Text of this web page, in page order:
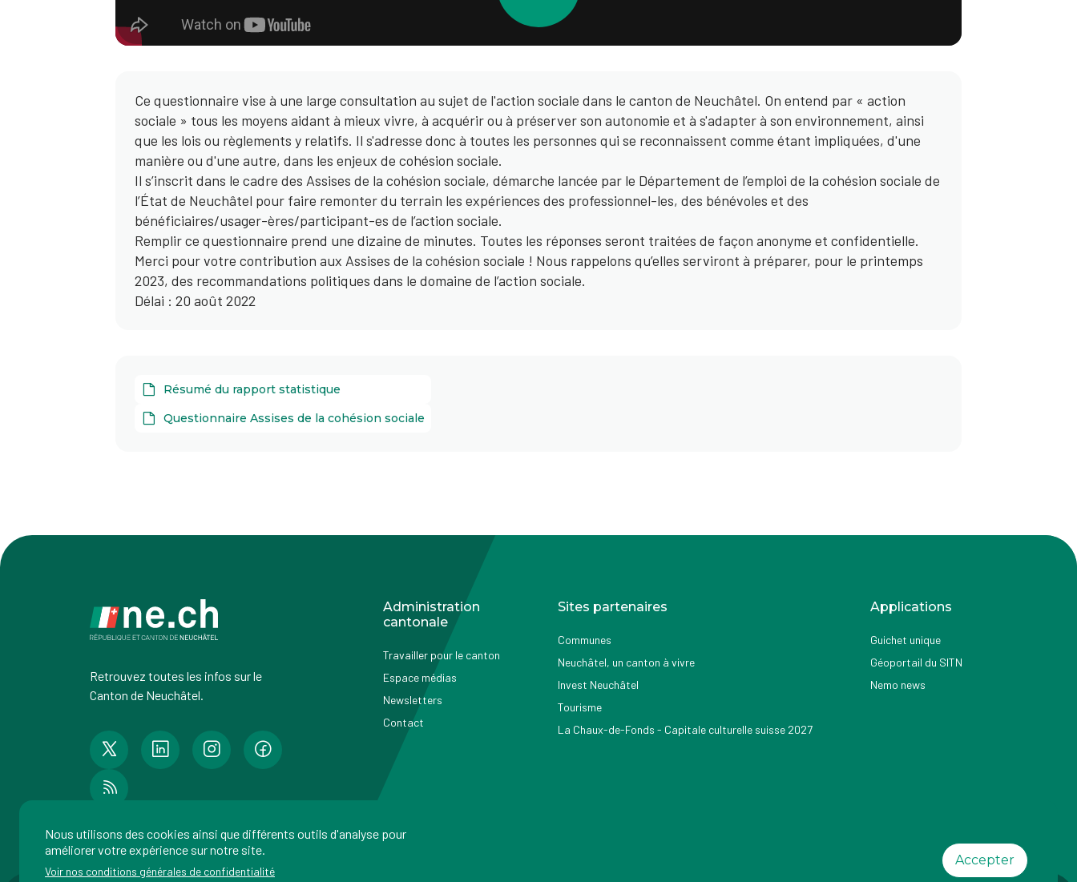
Ce questionnaire vise à une large consultation au sujet de l'action sociale dans le canton de Neuchâtel. On entend par « action
sociale » tous les moyens aidant à mieux vivre, à acquérir ou à préserver son autonomie et à s'adapter à son environnement, ainsi
que les lois ou règlements y relatifs. Il s'adresse donc à toutes les personnes qui se reconnaissent comme étant impliquées, d'une
manière ou d'une autre, dans les enjeux de cohésion sociale.
Il s’inscrit dans le cadre des Assises de la cohésion sociale, démarche lancée par le Département de l’emploi de la cohésion sociale de
l’État de Neuchâtel pour faire remonter du terrain les expériences des professionnel-les, des bénévoles et des
bénéficiaires/usager-ères/participant-es de l’action sociale.
Remplir ce questionnaire prend une dizaine de minutes. Toutes les réponses seront traitées de façon anonyme et confidentielle.
Merci pour votre contribution aux Assises de la cohésion sociale ! Nous rappelons qu’elles serviront à préparer, pour le printemps
2023, des recommandations politiques dans le domaine de l’action sociale.
Délai : 20 août 2022
Résumé du rapport statistique
Questionnaire Assises de la cohésion sociale
Retrouvez toutes les infos sur le
Canton de Neuchâtel.
Administration
cantonale
Travailler pour le canton
Espace médias
Newsletters
Contact
Sites partenaires
Communes
Neuchâtel, un canton à vivre
Invest Neuchâtel
Tourisme
La Chaux-de-Fonds - Capitale culturelle suisse 2027
Applications
Guichet unique
Géoportail du SITN
Nemo news
Nous utilisons des cookies ainsi que différents outils d'analyse pour
améliorer votre expérience sur notre site.
Voir nos conditions générales de confidentialité
Accepter